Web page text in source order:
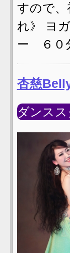
すので
れ》 ヨ
ー ６０
杏慈
ダンス